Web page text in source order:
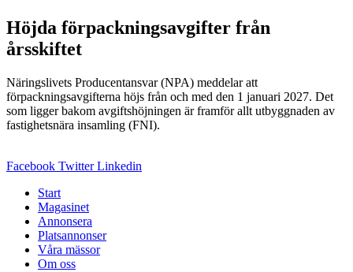
Höjda förpackningsavgifter från
årsskiftet
Näringslivets Producentansvar (NPA) meddelar att
förpackningsavgifterna höjs från och med den 1 januari 2027. Det
som ligger bakom avgiftshöjningen är framför allt utbyggnaden av
fastighetsnära insamling (FNI).
Facebook Twitter Linkedin
Start
Magasinet
Annonsera
Platsannonser
Våra mässor
Om oss